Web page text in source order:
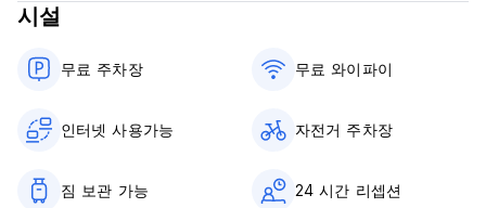
다.
7. 아침 식사는 포함되어 있지 않습니다.
8. 통금 시간이 없습니다.
10. 리셉션 운영 시간: 24시간.
11. 연령 제한: 체크인할 수 있는 최소 연령은 18세입니다.
original language)
시설
무료 주차장 무료 와이파이
인터넷 사용가능 자전거 주차장
짐 보관 가능 24 시간 리셉션